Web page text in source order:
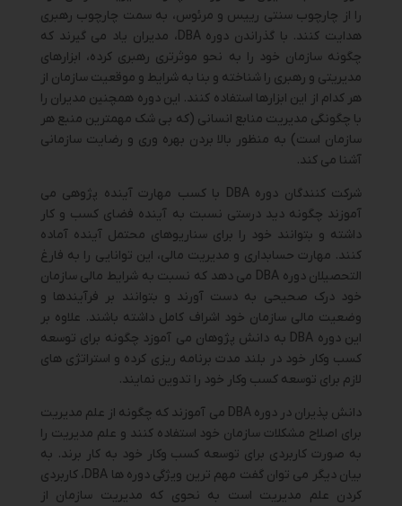
را از چارچوب سنتی رییس و مرئوس، به سمت چارچوب رهبری
هدایت کنند. با گذراندن دوره DBA، مدیران یاد می گیرند که
چگونه سازمان خود را به نحو موثرتری رهبری کرده، ابزارهای
مدیریتی و رهبری را شناخته و بنا به شرایط و موقعیت سازمان از
هر کدام از این ابزارها استفاده کنند. این دوره همچنین مدیران را
با چگونگی مدیریت منابع انسانی (که بی شک مهمترین منبع هر
سازمان است) به منظور بالا بردن بهره وری و رضایت سازمانی
آشنا می کند.
شرکت کنندگان دوره DBA با کسب مهارت آینده پژوهی می
آموزند چگونه دید درستی نسبت به آینده فضای کسب و کار
داشته و بتوانند خود را برای سناریوهای محتمل آینده آماده
کنند. مهارت حسابداری و مدیریت مالی، این توانایی را به فارغ
التحصیلان دوره DBA می دهد که نسبت به شرایط مالی سازمان
خود درک صحیحی به دست آورند و بتوانند بر فرآیندها و
وضعیت مالی سازمان خود اشراف کامل داشته باشند. علاوه بر
این دوره DBA به دانش پژوهان می آموزد چگونه برای توسعه
کسب وکار خود در بلند مدت برنامه ریزی کرده و استراتژی های
لازم برای توسعه کسب وکار خود را تدوین نمایند.
دانش پذیران در دوره DBA می آموزند که چگونه از علم مدیریت
برای اصلاح مشکلات سازمان خود استفاده کنند و علم مدیریت را
به صورت کاربردی برای توسعه کسب وکار خود به کار برند. به
بیان دیگر می توان گفت مهم ترین ویژگی دوره ها DBA، کاربردی
کردن علم مدیریت است به نحوی که مدیریت سازمان از